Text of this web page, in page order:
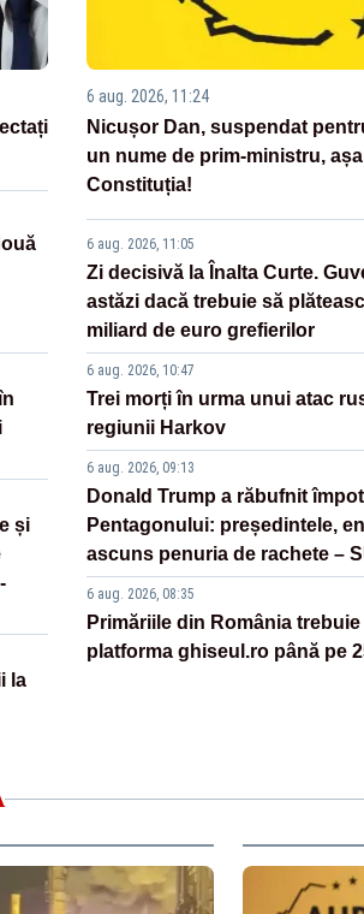
și
la
6 aug. 2026, 11:24
Nicușor Dan, suspendat
un nume de prim-ministru,
Constituția!
6 aug. 2026, 11:05
Zi decisivă la Înalta Curte.
astăzi dacă trebuie să
miliard de euro grefierilor
6 aug. 2026, 10:47
Trei morți în urma unui atac
regiunii Harkov
6 aug. 2026, 09:13
Donald Trump a răbufnit
Pentagonului: președintele,
ascuns penuria de rachete –
6 aug. 2026, 08:35
Primăriile din România
platforma ghiseul.ro până pe